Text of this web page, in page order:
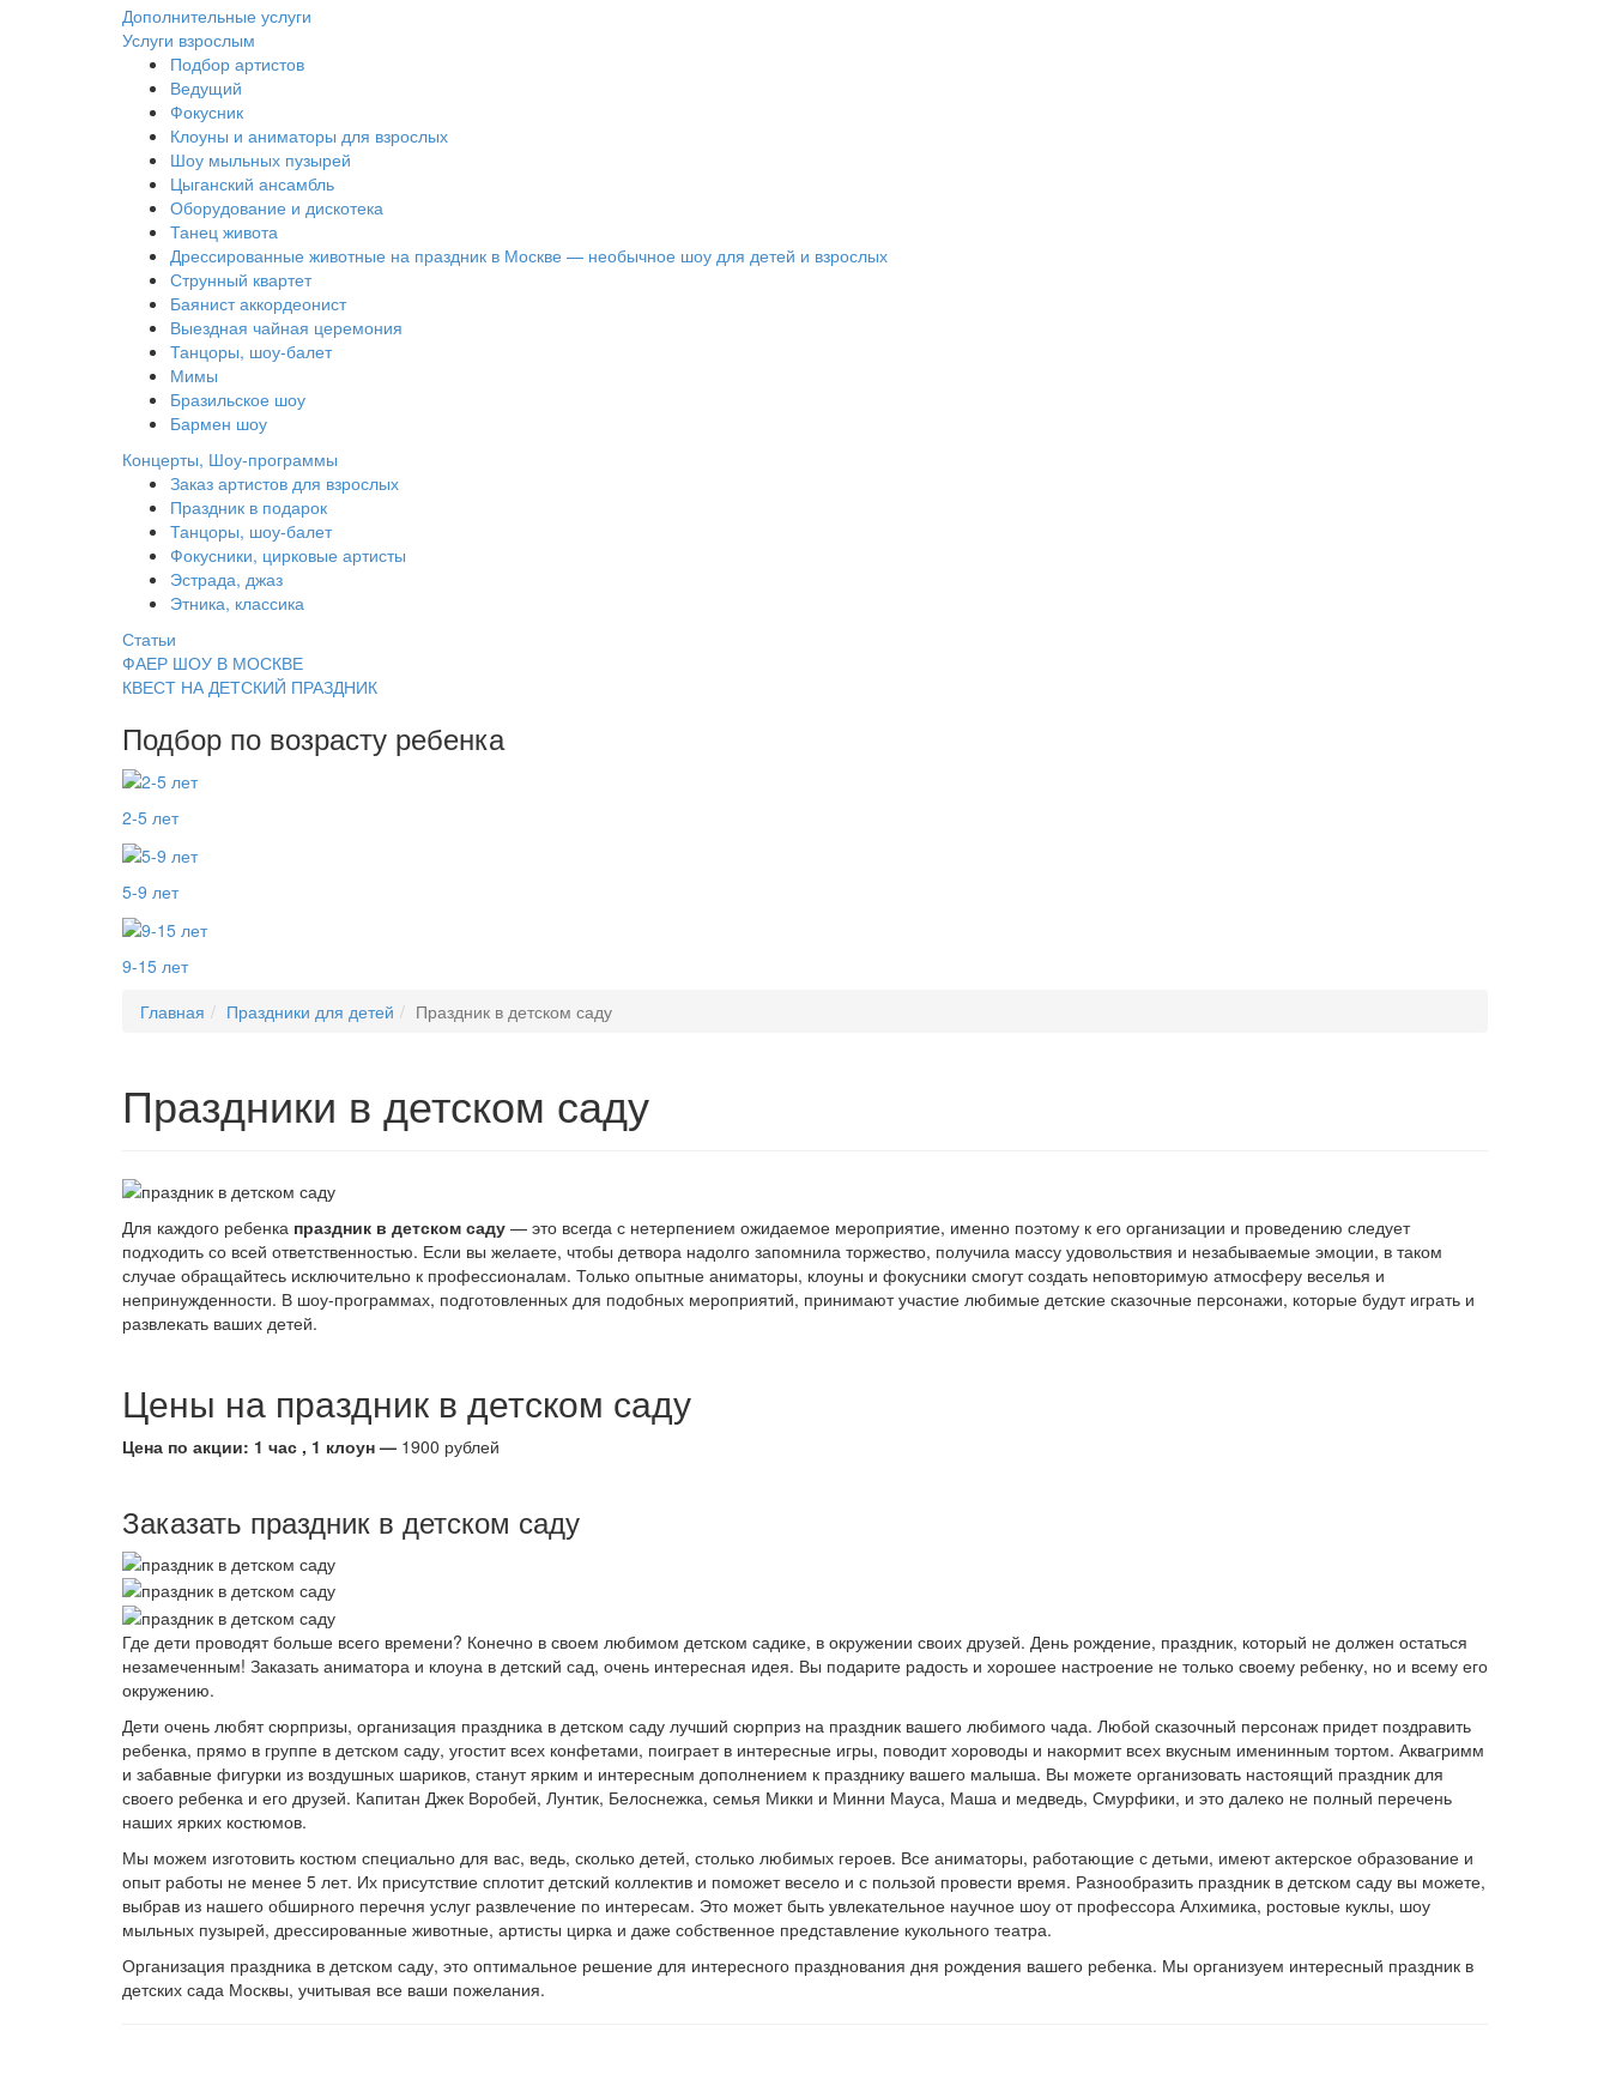
Дополнительные услуги
Услуги взрослым
Подбор артистов
Ведущий
Фокусник
Клоуны и аниматоры для взрослых
Шоу мыльных пузырей
Цыганский ансамбль
Оборудование и дискотека
Танец живота
Дрессированные животные на праздник в Москве — необычное шоу для детей и взрослых
Струнный квартет
Баянист аккордеонист
Выездная чайная церемония
Танцоры, шоу-балет
Мимы
Бразильское шоу
Бармен шоу
Концерты, Шоу-программы
Заказ артистов для взрослых
Праздник в подарок
Танцоры, шоу-балет
Фокусники, цирковые артисты
Эстрада, джаз
Этника, классика
Статьи
ФАЕР ШОУ В МОСКВЕ
КВЕСТ НА ДЕТСКИЙ ПРАЗДНИК
Подбор по возрасту ребенка
2-5 лет
5-9 лет
9-15 лет
Главная
Праздники для детей Праздник в детском саду
Праздники в детском саду
Для каждого ребенка праздник в детском саду — это всегда с нетерпением ожидаемое мероприятие, именно поэтому к его организации и проведению следует
подходить со всей ответственностью. Если вы желаете, чтобы детвора надолго запомнила торжество, получила массу удовольствия и незабываемые эмоции, в таком
случае обращайтесь исключительно к профессионалам. Только опытные аниматоры, клоуны и фокусники смогут создать неповторимую атмосферу веселья и
непринужденности. В шоу-программах, подготовленных для подобных мероприятий, принимают участие любимые детские сказочные персонажи, которые будут играть и
развлекать ваших детей.
Цены на праздник в детском саду
Цена по акции: 1 час , 1 клоун — 1900 рублей
Заказать праздник в детском саду
Где дети проводят больше всего времени? Конечно в своем любимом детском садике, в окружении своих друзей. День рождение, праздник, который не должен остаться
незамеченным! Заказать аниматора и клоуна в детский сад, очень интересная идея. Вы подарите радость и хорошее настроение не только своему ребенку, но и всему его
окружению.
Дети очень любят сюрпризы, организация праздника в детском саду лучший сюрприз на праздник вашего любимого чада. Любой сказочный персонаж придет поздравить
ребенка, прямо в группе в детском саду, угостит всех конфетами, поиграет в интересные игры, поводит хороводы и накормит всех вкусным именинным тортом. Аквагримм
и забавные фигурки из воздушных шариков, станут ярким и интересным дополнением к празднику вашего малыша. Вы можете организовать настоящий праздник для
своего ребенка и его друзей. Капитан Джек Воробей, Лунтик, Белоснежка, семья Микки и Минни Мауса, Маша и медведь, Смурфики, и это далеко не полный перечень
наших ярких костюмов.
Мы можем изготовить костюм специально для вас, ведь, сколько детей, столько любимых героев. Все аниматоры, работающие с детьми, имеют актерское образование и
опыт работы не менее 5 лет. Их присутствие сплотит детский коллектив и поможет весело и с пользой провести время. Разнообразить праздник в детском саду вы можете,
выбрав из нашего обширного перечня услуг развлечение по интересам. Это может быть увлекательное научное шоу от профессора Алхимика, ростовые куклы, шоу
мыльных пузырей, дрессированные животные, артисты цирка и даже собственное представление кукольного театра.
Организация праздника в детском саду, это оптимальное решение для интересного празднования дня рождения вашего ребенка. Мы организуем интересный праздник в
детских сада Москвы, учитывая все ваши пожелания.